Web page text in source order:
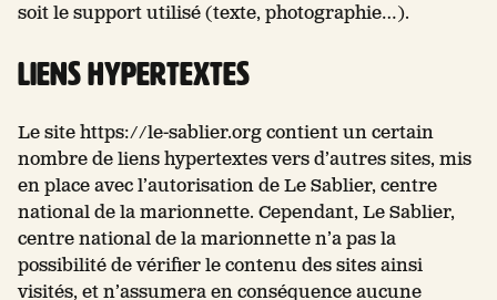
soit le support utilisé (texte, photographie…).
Liens hypertextes
Le site https://le-sablier.org contient un certain
nombre de liens hypertextes vers d’autres sites, mis
en place avec l’autorisation de Le Sablier, centre
national de la marionnette. Cependant, Le Sablier,
centre national de la marionnette n’a pas la
possibilité de vérifier le contenu des sites ainsi
visités, et n’assumera en conséquence aucune